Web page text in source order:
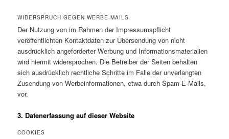
WIDERSPRUCH GEGEN WERBE-MAILS
Der Nutzung von im Rahmen der Impressumspflicht
veröffentlichten Kontaktdaten zur Übersendung von nicht
ausdrücklich angeforderter Werbung und Informationsmaterialien
wird hiermit widersprochen. Die Betreiber der Seiten behalten
sich ausdrücklich rechtliche Schritte im Falle der unverlangten
Zusendung von Werbeinformationen, etwa durch Spam-E-Mails,
vor.
3. Datenerfassung auf dieser Website
COOKIES